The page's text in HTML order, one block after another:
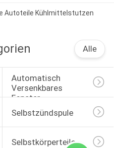
Autoteile Kühlmittelstutzen
Alle
Automatisch
Versenkbares
Fenster-
Selbstschalter
Selbstzündspule
Selbstkörperteile